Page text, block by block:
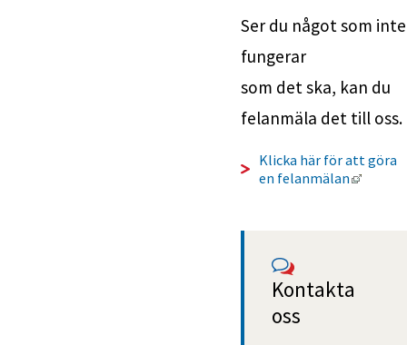
Ser du något som inte
fungerar
som det ska, kan du
felanmäla det till oss.
Klicka här för att göra
en felanmälan
Länk
Kontakta
oss